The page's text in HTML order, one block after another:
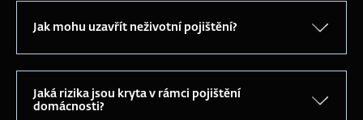
Jak mohu uzavřít neživotní pojištění?
Jaká rizika jsou kryta v rámci pojištění
domácnosti?